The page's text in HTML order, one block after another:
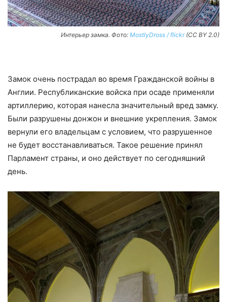
Интерьер замка. Фото: MostlyDross / flickr(CC BY 2.0)
Замок очень пострадал во время Гражданской войны в
Англии. Республиканские войска при осаде применяли
артиллерию, которая нанесла значительный вред замку.
Были разрушены донжон и внешние укрепления. Замок
вернули его владельцам с условием, что разрушенное
не будет восстанавливаться. Такое решение принял
Парламент страны, и оно действует по сегодняшний
день.